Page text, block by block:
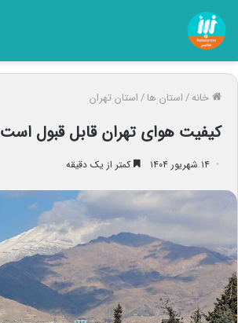
خانه/استان ها/استان تهران
کیفیت هوای تهران قابل قبول است
۱۴ شهریور ۱۴۰۴ کمتر از یک دقیقه